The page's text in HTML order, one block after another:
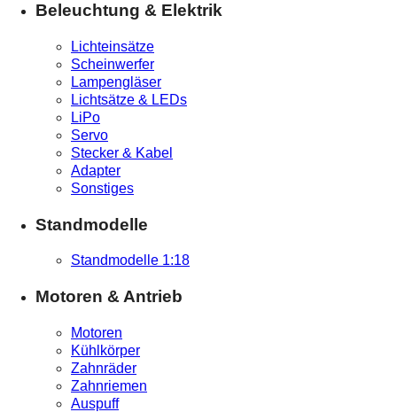
Beleuchtung & Elektrik
Lichteinsätze
Scheinwerfer
Lampengläser
Lichtsätze & LEDs
LiPo
Servo
Stecker & Kabel
Adapter
Sonstiges
Standmodelle
Standmodelle 1:18
Motoren & Antrieb
Motoren
Kühlkörper
Zahnräder
Zahnriemen
Auspuff